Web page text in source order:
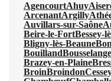
AgencourtAhuy
ArcenantArgilly
Auvillars-sur-Saône
Beire-le-FortBessey-
Bligny-lès-Beaune
BouillandBousselange
Brazey-en-Plaine
BroinBroindon